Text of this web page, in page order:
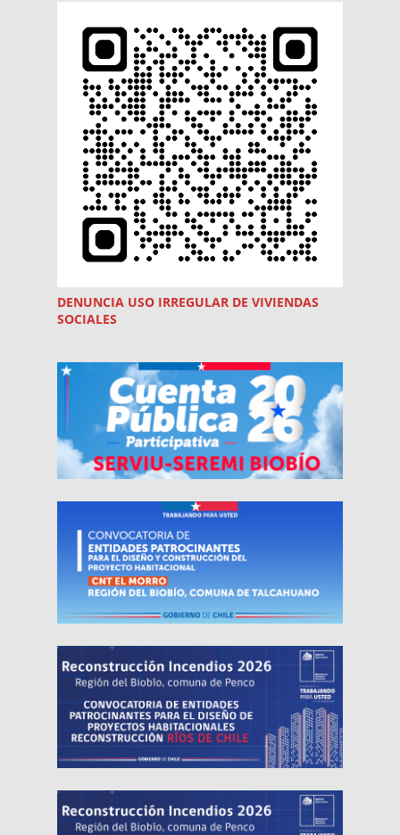
DENUNCIA USO IRREGULAR DE VIVIENDAS
SOCIALES